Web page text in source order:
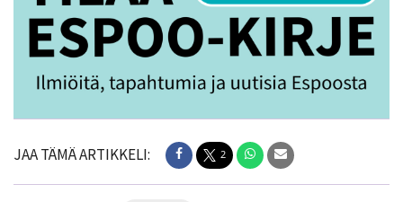
JAA TÄMÄ ARTIKKELI: 2